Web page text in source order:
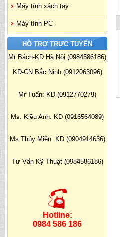
Máy tính xách tay
Máy tính PC
HỖ TRỢ TRỰC TUYẾN
Mr Bách-KD Hà Nội (0984586186)
KD-CN Bắc Ninh (0912063096)
Mr Tuấn: KD (0912770279)
Ms. Kiều Anh: KD (0916564089)
Ms.Thúy Miền: KD (0904914636)
Tư Vấn Kỹ Thuật (0984586186)
Hotline:
0984 586 186